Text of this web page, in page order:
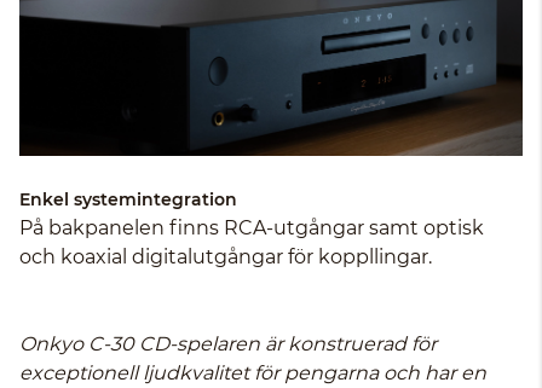
Enkel systemintegration
På bakpanelen finns RCA-utgångar samt optisk
och koaxial digitalutgångar för koppllingar.
Onkyo C-30 CD-spelaren är konstruerad för
exceptionell ljudkvalitet för pengarna och har en